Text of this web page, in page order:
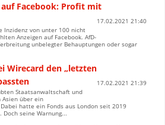
auf Facebook: Profit mit
17.02.2021 21:40
Inzidenz von unter 100 nicht
Anzeigen auf Facebook. AfD-
unbelegter Behauptungen oder sogar
Wirecard den „letzten
17.02.2021 21:39
Staatsanwaltschaft und
Asien über ein
hatte ein Fonds aus London seit 2019
seine Warnung...